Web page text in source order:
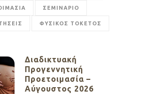
ΣΕΜΙΝΑΡΙΟ
ΦΥΣΙΚΟΣ ΤΟΚΕΤΟΣ
Διαδικτυακή
Προγεννητική
Προετοιμασία –
Αύγουστος 2026